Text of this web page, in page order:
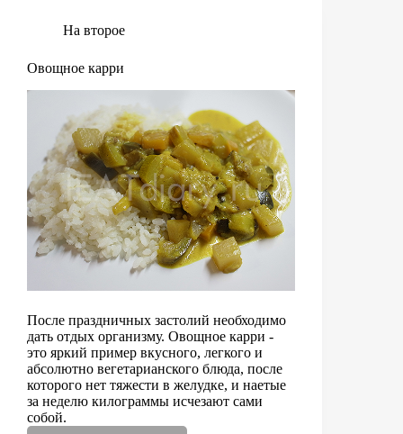
На второе
Овощное карри
После праздничных застолий необходимо
дать отдых организму. Овощное карри -
это яркий пример вкусного, легкого и
абсолютно вегетарианского блюда, после
которого нет тяжести в желудке, и наетые
за неделю килограммы исчезают сами
собой.